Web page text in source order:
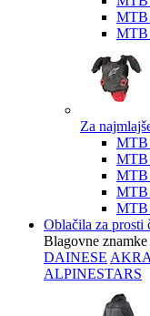
MTB
MTB
Za
MTB
MTB
MTB
MTB
MTB
Oblačila za prosti
Blagovne znamke
DAINESE
ALPINESTARS